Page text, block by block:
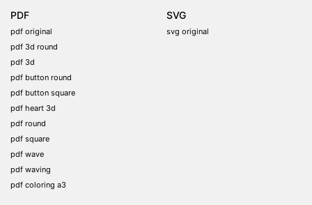
PDF
pdf original
pdf 3d round
pdf 3d
pdf button round
pdf button square
pdf heart 3d
pdf round
pdf square
pdf wave
pdf waving
pdf coloring a3
SVG
svg original